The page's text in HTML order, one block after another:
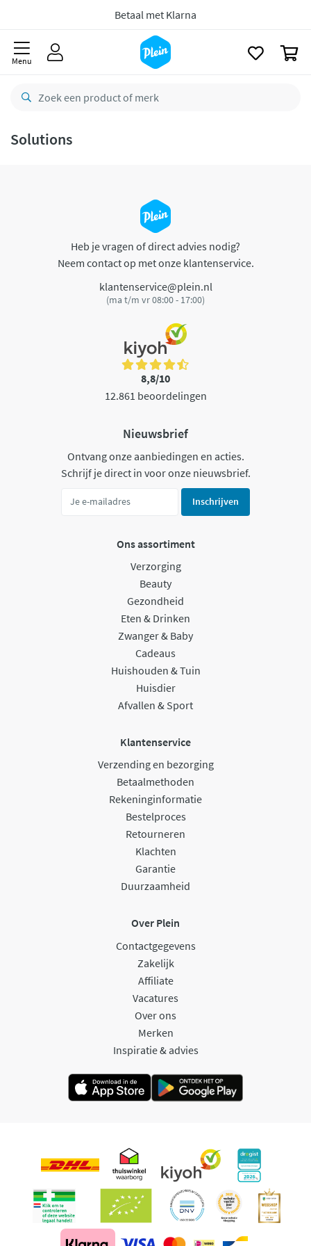
Betaal met Klarna
Menu
Solutions
Heb je vragen of direct advies nodig?
Neem contact op met onze klantenservice.
klantenservice@plein.nl
(ma t/m vr 08:00 - 17:00)
8,8/10
12.861 beoordelingen
Nieuwsbrief
Ontvang onze aanbiedingen en acties.
Schrijf je direct in voor onze nieuwsbrief.
Inschrijven
Ons assortiment
Verzorging
Beauty
Gezondheid
Eten & Drinken
Zwanger & Baby
Cadeaus
Huishouden & Tuin
Huisdier
Afvallen & Sport
Klantenservice
Verzending en bezorging
Betaalmethoden
Rekeninginformatie
Bestelproces
Retourneren
Klachten
Garantie
Duurzaamheid
Over Plein
Contactgegevens
Zakelijk
Affiliate
Vacatures
Over ons
Merken
Inspiratie & advies